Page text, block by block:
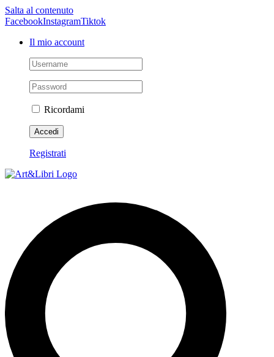
Salta al contenuto
FacebookInstagramTiktok
Il mio account
Ricordami
Registrati